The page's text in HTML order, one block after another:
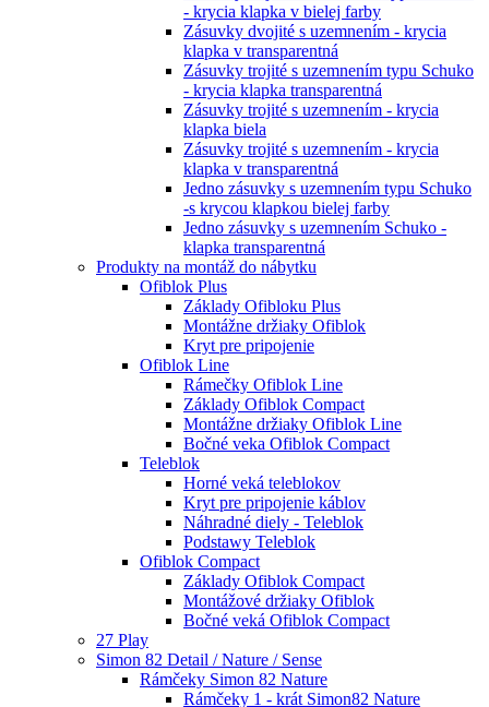
- krycia klapka v bielej farby
Zásuvky dvojité s uzemnením - krycia
klapka v transparentná
Zásuvky trojité s uzemnením typu Schuko
- krycia klapka transparentná
Zásuvky trojité s uzemnením - krycia
klapka biela
Zásuvky trojité s uzemnením - krycia
klapka v transparentná
Jedno zásuvky s uzemnením typu Schuko
-s krycou klapkou bielej farby
Jedno zásuvky s uzemnením Schuko -
klapka transparentná
Produkty na montáž do nábytku
Ofiblok Plus
Základy Ofibloku Plus
Montážne držiaky Ofiblok
Kryt pre pripojenie
Ofiblok Line
Rámečky Ofiblok Line
Základy Ofiblok Compact
Montážne držiaky Ofiblok Line
Bočné veka Ofiblok Compact
Teleblok
Horné veká teleblokov
Kryt pre pripojenie káblov
Náhradné diely - Teleblok
Podstawy Teleblok
Ofiblok Compact
Základy Ofiblok Compact
Montážové držiaky Ofiblok
Bočné veká Ofiblok Compact
27 Play
Simon 82 Detail / Nature / Sense
Rámčeky Simon 82 Nature
Rámčeky 1 - krát Simon82 Nature